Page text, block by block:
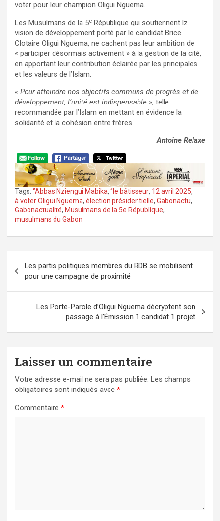
voter pour leur champion Oligui Nguema.
Les Musulmans de la 5e République qui soutiennent lz
vision de développement porté par le candidat Brice
Clotaire Oligui Nguema, ne cachent pas leur ambition de
« participer désormais activement » à la gestion de la cité,
en apportant leur contribution éclairée par les principales
et les valeurs de l’Islam.
« Pour atteindre nos objectifs communs de progrès et de
développement, l’unité est indispensable », telle
recommandée par l’Islam en mettant en évidence la
solidarité et la cohésion entre frères.
Antoine Relaxe
Tags: ‘’Abbas Nziengui Mabika, ‘’le bâtisseur, 12 avril 2025,
à voter Oligui Nguema, élection présidentielle, Gabonactu,
Gabonactualité, Musulmans de la 5e République,
musulmans du Gabon
de
l’article
Les partis politiques membres du RDB se mobilisent
pour une campagne de proximité
Les Porte-Parole d’Oligui Nguema décryptent son
passage à l’Émission 1 candidat 1 projet
Laisser un commentaire
Votre adresse e-mail ne sera pas publiée. Les champs
obligatoires sont indiqués avec *
Commentaire *